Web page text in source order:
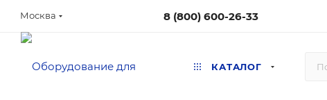
Москва 8 (800) 600-26-33
КАТАЛОГ